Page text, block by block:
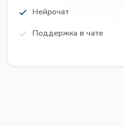
Целевую Аудиторию
Нейрочат
Поддержка в чате